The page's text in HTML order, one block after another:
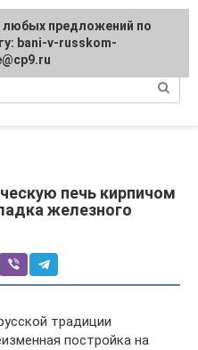
бань
печь кирпичом
железного
традиции
постройка на
любых предложений по
bani-v-russkom-